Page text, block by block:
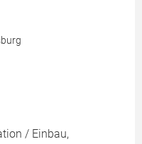
/ Einbau,